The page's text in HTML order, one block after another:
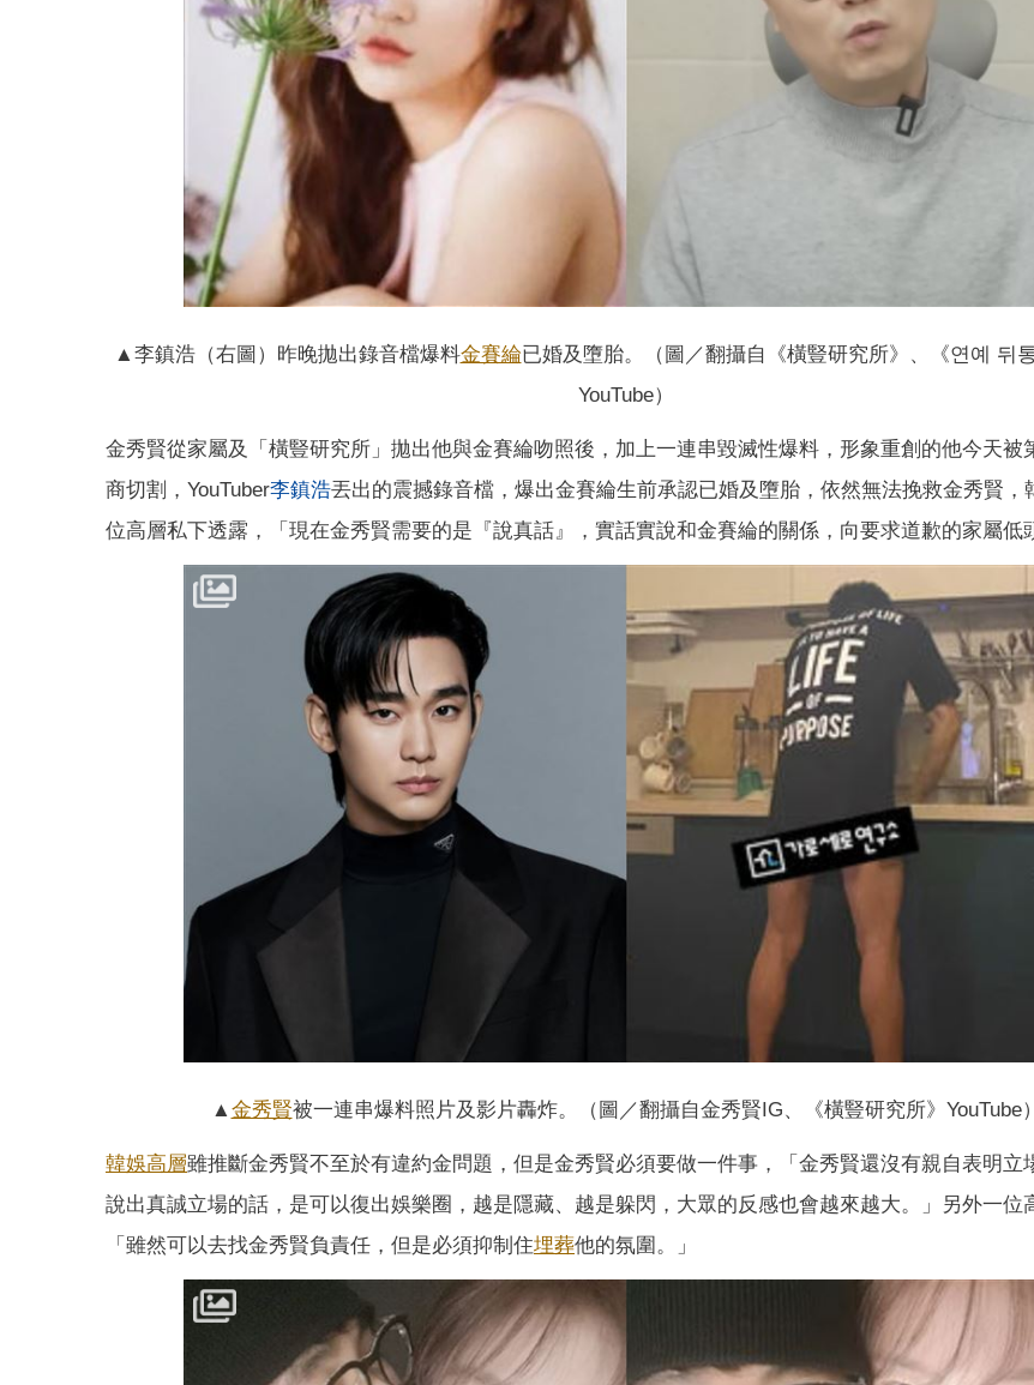
▲李鎮浩（右圖）昨晚拋出錄音檔爆料金賽綸已婚及墮胎。（圖／翻攝自《橫豎研究所》、《연예 뒤
YouTube）
金秀賢從家屬及「橫豎研究所」拋出他與金賽綸吻照後，加上一連串毀滅性爆料，形象重創的他今天被
商切割，YouTuber李鎮浩丟出的震撼錄音檔，爆出金賽綸生前承認已婚及墮胎，依然無法挽救金秀賢，
位高層私下透露，「現在金秀賢需要的是『說真話』，實話實說和金賽綸的關係，向要求道歉的家屬低
▲金秀賢被一連串爆料照片及影片轟炸。（圖／翻攝自金秀賢IG、《橫豎研究所》YouTube）
韓娛高層雖推斷金秀賢不至於有違約金問題，但是金秀賢必須要做一件事，「金秀賢還沒有親自表明立
說出真誠立場的話，是可以復出娛樂圈，越是隱藏、越是躲閃，大眾的反感也會越來越大。」另外一位
「雖然可以去找金秀賢負責任，但是必須抑制住埋葬他的氛圍。」